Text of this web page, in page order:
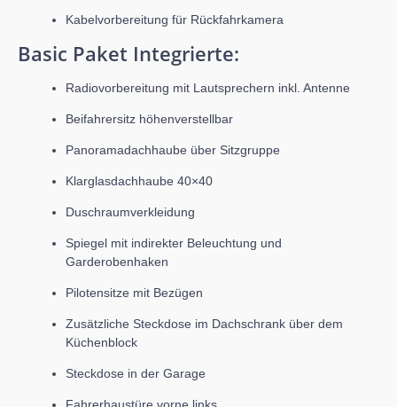
Kabelvorbereitung für Rückfahrkamera
Basic Paket Integrierte:
Radiovorbereitung mit Lautsprechern inkl. Antenne
Beifahrersitz höhenverstellbar
Panoramadachhaube über Sitzgruppe
Klarglasdachhaube 40×40
Duschraumverkleidung
Spiegel mit indirekter Beleuchtung und
Garderobenhaken
Pilotensitze mit Bezügen
Zusätzliche Steckdose im Dachschrank über dem
Küchenblock
Steckdose in der Garage